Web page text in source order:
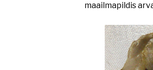
maailmapildis